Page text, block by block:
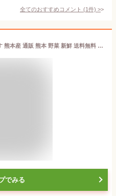
全てのおすすめコメント (1件) >
熊本産 赤なす 20本入り 赤なす 熊本産 通販 熊本 野菜 新鮮 送料無料 熊本県産 なす 赤茄子 茄子 新鮮野菜 旬の野菜 送料無料
でみる